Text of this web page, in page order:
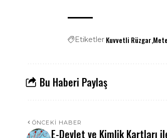
Etiketler Kuvvetli Rüzgar
Bu Haberi Paylaş
ÖNCEKI HABER
E-Devlet ve Kimlik Kartları